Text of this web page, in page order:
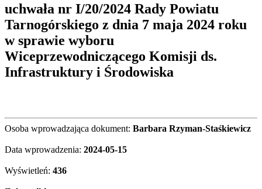
uchwała nr I/20/2024 Rady Powiatu
Tarnogórskiego z dnia 7 maja 2024 roku
w sprawie wyboru
Wiceprzewodniczącego Komisji ds.
Infrastruktury i Środowiska
Osoba wprowadzająca dokument: Barbara Rzyman-Staśkiewicz
Data wprowadzenia: 2024-05-15
Wyświetleń: 436